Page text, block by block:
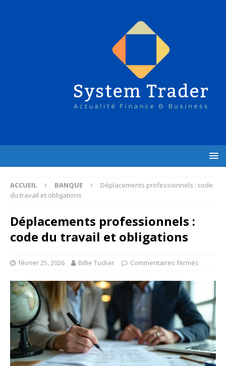
ACCUEIL BANQUE
Déplacements professionnels : code
du travail et obligations
Déplacements professionnels :
code du travail et obligations
février 25, 2026 Billie Tucker Commentaires fermés